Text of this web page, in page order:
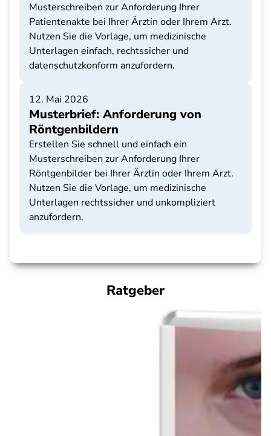
Musterschreiben zur Anforderung Ihrer
Patientenakte bei Ihrer Ärztin oder Ihrem Arzt.
Nutzen Sie die Vorlage, um medizinische
Unterlagen einfach, rechtssicher und
datenschutzkonform anzufordern.
12. Mai 2026
Musterbrief: Anforderung von
Röntgenbildern
Erstellen Sie schnell und einfach ein
Musterschreiben zur Anforderung Ihrer
Röntgenbilder bei Ihrer Ärztin oder Ihrem Arzt.
Nutzen Sie die Vorlage, um medizinische
Unterlagen rechtssicher und unkompliziert
anzufordern.
Ratgeber